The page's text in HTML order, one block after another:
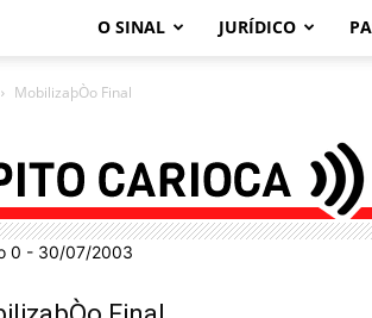
O SINAL JURÍDICO
MobilizaþÒo Final
0 - 30/07/2003